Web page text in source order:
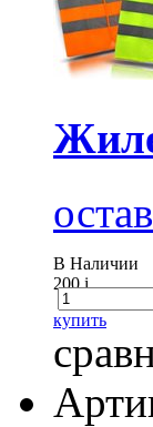
В Наличии
200i
купить